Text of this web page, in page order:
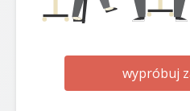
wypróbuj